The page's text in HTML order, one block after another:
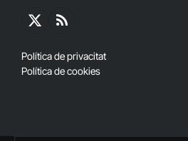
X
RSS
Política de privacitat
Política de cookies